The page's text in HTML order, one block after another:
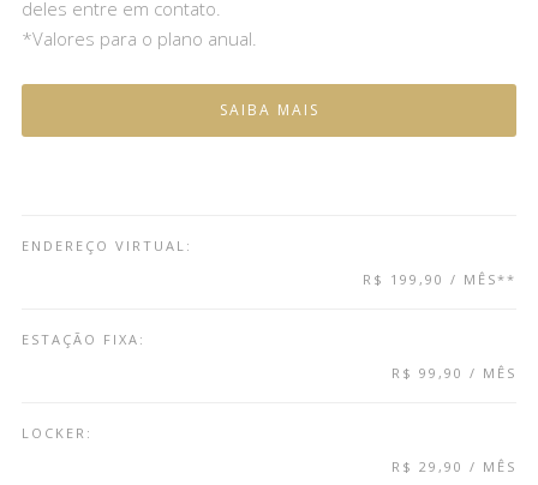
deles entre em contato.
*Valores para o plano anual.
SAIBA MAIS
ENDEREÇO VIRTUAL:
R$ 199,90 / MÊS**
ESTAÇÃO FIXA:
R$ 99,90 / MÊS
LOCKER:
R$ 29,90 / MÊS